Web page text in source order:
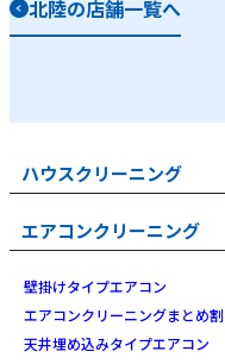
北陸の店舗一覧へ
ハウスクリーニング
エアコンクリーニング
壁掛けタイプエアコン
エアコンクリーニングまとめ割
天井埋め込みタイプエアコン